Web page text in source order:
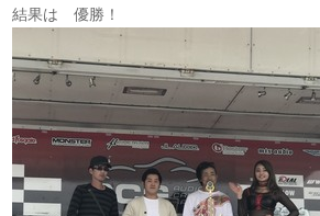
結果は 優勝！